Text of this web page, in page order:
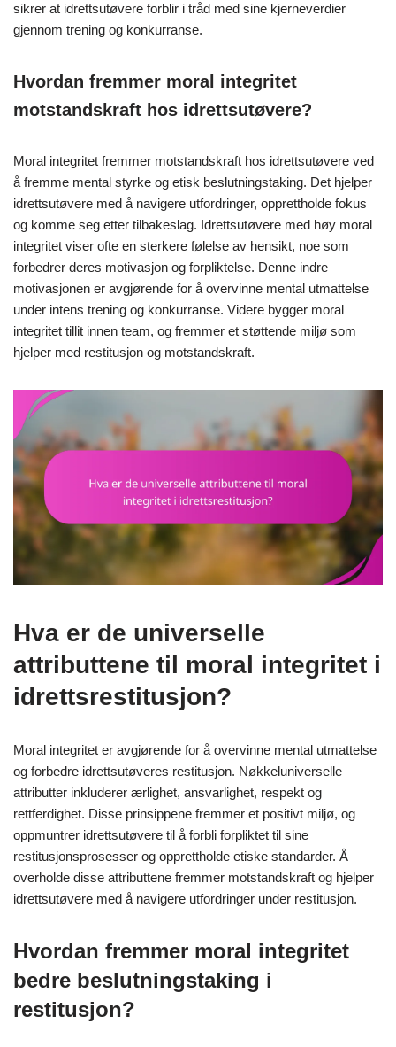
sikrer at idrettsutøvere forblir i tråd med sine kjerneverdier
gjennom trening og konkurranse.
Hvordan fremmer moral integritet
motstandskraft hos idrettsutøvere?
Moral integritet fremmer motstandskraft hos idrettsutøvere ved
å fremme mental styrke og etisk beslutningstaking. Det hjelper
idrettsutøvere med å navigere utfordringer, opprettholde fokus
og komme seg etter tilbakeslag. Idrettsutøvere med høy moral
integritet viser ofte en sterkere følelse av hensikt, noe som
forbedrer deres motivasjon og forpliktelse. Denne indre
motivasjonen er avgjørende for å overvinne mental utmattelse
under intens trening og konkurranse. Videre bygger moral
integritet tillit innen team, og fremmer et støttende miljø som
hjelper med restitusjon og motstandskraft.
Hva er de universelle
attributtene til moral integritet i
idrettsrestitusjon?
Moral integritet er avgjørende for å overvinne mental utmattelse
og forbedre idrettsutøveres restitusjon. Nøkkeluniverselle
attributter inkluderer ærlighet, ansvarlighet, respekt og
rettferdighet. Disse prinsippene fremmer et positivt miljø, og
oppmuntrer idrettsutøvere til å forbli forpliktet til sine
restitusjonsprosesser og opprettholde etiske standarder. Å
overholde disse attributtene fremmer motstandskraft og hjelper
idrettsutøvere med å navigere utfordringer under restitusjon.
Hvordan fremmer moral integritet
bedre beslutningstaking i
restitusjon?